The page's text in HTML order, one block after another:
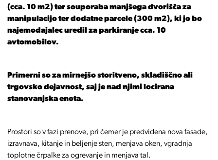
(cca. 10 m2) ter souporaba manjšega dvorišča za
manipulacijo ter dodatne parcele (300 m2), ki jo bo
najemodajalec uredil za parkiranje cca. 10
avtomobilov.
Primerni so za mirnejšo storitveno, skladiščno ali
trgovsko dejavnost, saj je nad njimi locirana
stanovanjska enota.
Prostori so v fazi prenove, pri čemer je predvidena nova fasade,
izravnava, kitanje in beljenje sten, menjava oken, vgradnja
toplotne črpalke za ogrevanje in menjava tal.